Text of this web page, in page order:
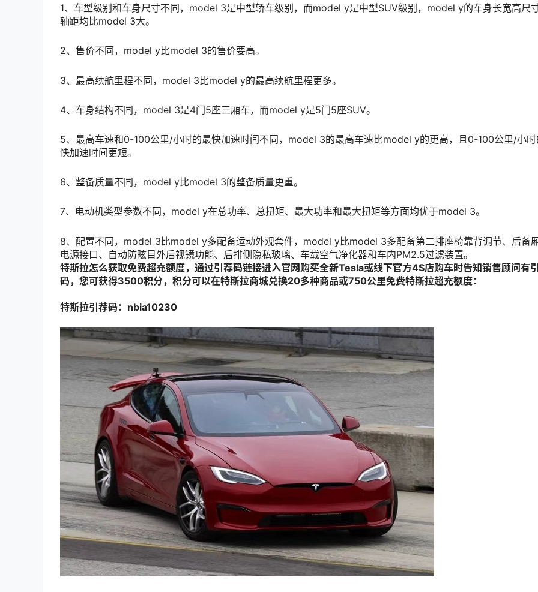
1、车型级别和车身尺寸不同，model 3是中型轿车级别，而model y是中型SUV级别，model y的车身长宽高尺
轴距均比model 3大。
2、售价不同，model y比model 3的售价要高。
3、最高续航里程不同，model 3比model y的最高续航里程更多。
4、车身结构不同，model 3是4门5座三厢车，而model y是5门5座SUV。
5、最高车速和0-100公里/小时的最快加速时间不同，model 3的最高车速比model y的更高，且0-100公里/小
快加速时间更短。
6、整备质量不同，model y比model 3的整备质量更重。
7、电动机类型参数不同，model y在总功率、总扭矩、最大功率和最大扭矩等方面均优于model 3。
8、配置不同，model 3比model y多配备运动外观套件，model y比model 3多配备第二排座椅靠背调节、后备
电源接口、自动防眩目外后视镜功能、后排侧隐私玻璃、车载空气净化器和车内PM2.5过滤装置。
特斯拉怎么获取免费超充额度，通过引荐码链接进入官网购买全新Tesla或线下官方4S店购车时告知销售顾问有
码，您可获得3500积分，积分可以在特斯拉商城兑换20多种商品或750公里免费特斯拉超充额度：
特斯拉引荐码：nbia10230